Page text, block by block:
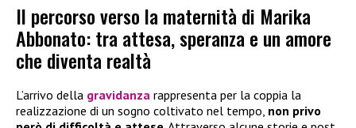
Il percorso verso la maternità di Marika
Abbonato: tra attesa, speranza e un amore
che diventa realtà
L’arrivo della gravidanza rappresenta per la coppia la
realizzazione di un sogno coltivato nel tempo, non privo